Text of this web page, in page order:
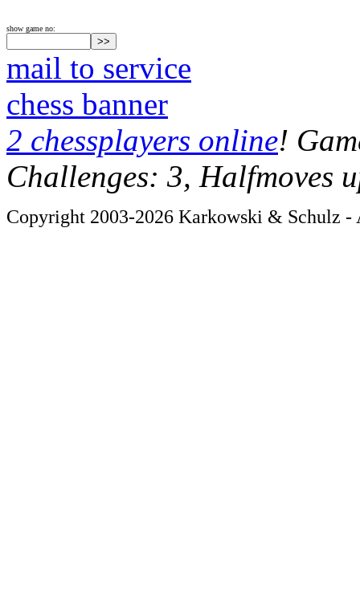
show game no:
mail to service
chess banner
2 chessplayers online!
Challenges: 3, Halfmoves
Copyright 2003-2026 Karkowski & Schulz